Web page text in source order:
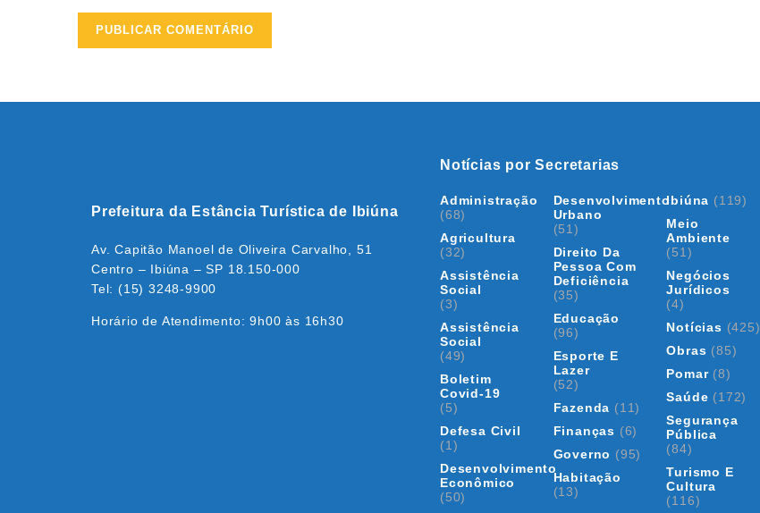
Prefeitura da Estância Turística de Ibiúna
Av. Capitão Manoel de Oliveira Carvalho, 51
Centro – Ibiúna – SP 18.150-000
Tel: (15) 3248-9900
Horário de Atendimento: 9h00 às 16h30
Notícias por Secretarias
Administração
(68)
Agricultura
(32)
Assistência
Social
(3)
Assistência
Social
(49)
Boletim
Covid-19
(5)
Defesa Civil
(1)
Desenvolvimento
Econômico
(50)
Desenvolvimento
Urbano
(51)
Direito Da
Pessoa Com
Deficiência
(35)
Educação
(96)
Esporte E
Lazer
(52)
Fazenda (11)
Finanças (6)
Governo (95)
Habitação
(13)
Ibiúna (119)
Meio
Ambiente
(51)
Negócios
Jurídicos
(4)
Notícias (425)
Obras (85)
Pomar(8)
Saúde (172)
Segurança
Pública
(84)
Turismo E
Cultura
(116)